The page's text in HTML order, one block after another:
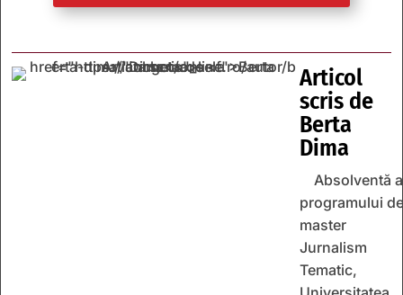
Articol
scris de
Berta
Dima
Absolventă a
programului de
master
Jurnalism
Tematic,